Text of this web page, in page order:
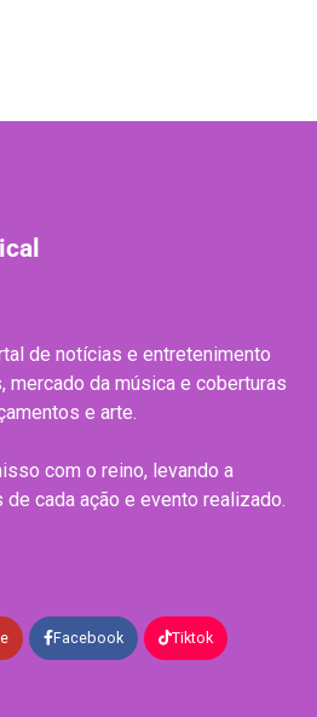
de notícias e entretenimento
mercado da música e coberturas
e arte.
com o reino, levando a
cada ação e evento realizado.
Facebook Tiktok